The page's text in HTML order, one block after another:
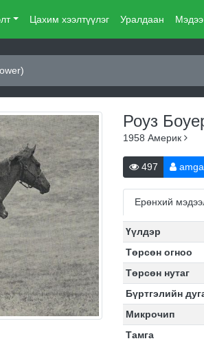
Цахим хээлтүүлэг Уралдаан Мэдээ
Роуз
1958 Америк
497
Ерөнхий
Үүлдэр
Төрсөн огноо
Төрсөн нутаг
Бүртгэлийн
Микрочип
Тамга